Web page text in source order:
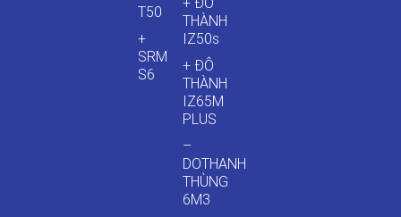
T50
+
SRM
S6
THÀNH
IZ50s
+ ĐÔ
THÀNH
IZ65M
PLUS
–
DOTHANH
THÙNG
6M3